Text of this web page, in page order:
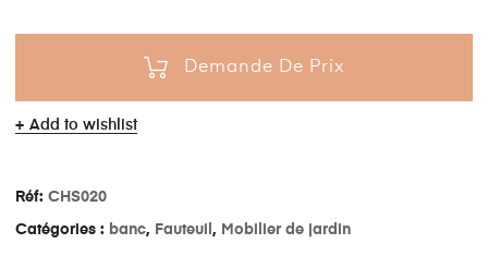
Demande De Prix
Add to wishlist
Réf: CHS020
Catégories : banc, Fauteuil , Mobilier de jardin